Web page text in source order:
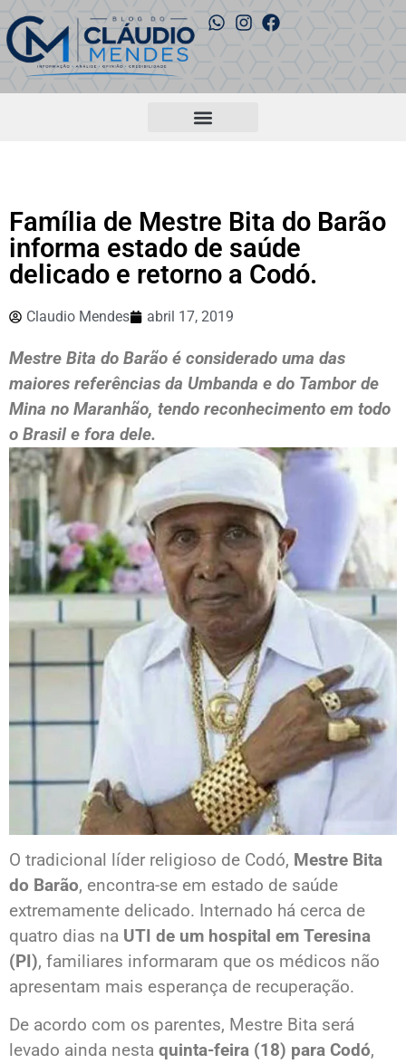
Família de Mestre Bita do Barão
informa estado de saúde
delicado e retorno a Codó.
Claudio Mendes abril 17, 2019
Mestre Bita do Barão é considerado uma das
maiores referências da Umbanda e do Tambor de
Mina no Maranhão, tendo reconhecimento em todo
o Brasil e fora dele.
O tradicional líder religioso de Codó, Mestre Bita
do Barão, encontra-se em estado de saúde
extremamente delicado. Internado há cerca de
quatro dias na UTI de um hospital em Teresina
(PI), familiares informaram que os médicos não
apresentam mais esperança de recuperação.
De acordo com os parentes, Mestre Bita será
levado ainda nesta quinta-feira (18) para Codó,